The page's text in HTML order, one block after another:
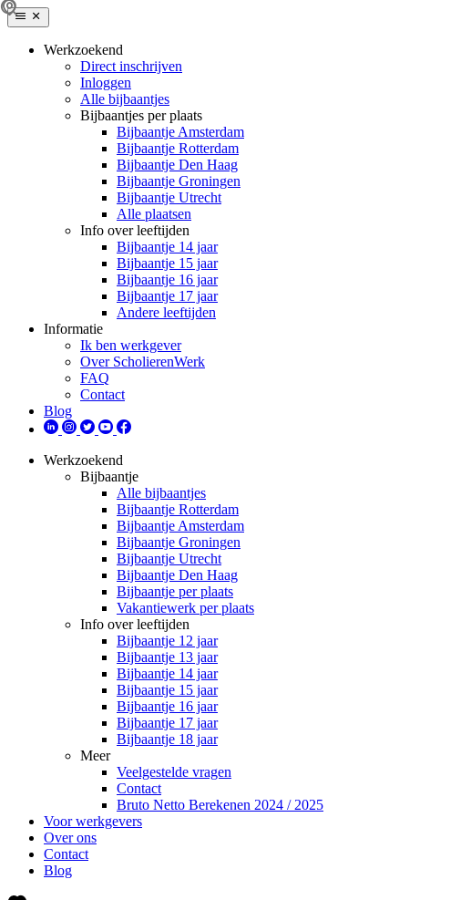
Werkzoekend
Direct inschrijven
Inloggen
Alle bijbaantjes
Bijbaantjes per plaats
Bijbaantje Amsterdam
Bijbaantje Rotterdam
Bijbaantje Den Haag
Bijbaantje Groningen
Bijbaantje Utrecht
Alle plaatsen
Info over leeftijden
Bijbaantje 14 jaar
Bijbaantje 15 jaar
Bijbaantje 16 jaar
Bijbaantje 17 jaar
Andere leeftijden
Informatie
Ik ben werkgever
Over ScholierenWerk
FAQ
Contact
Blog
Werkzoekend
Bijbaantje
Alle bijbaantjes
Bijbaantje Rotterdam
Bijbaantje Amsterdam
Bijbaantje Groningen
Bijbaantje Utrecht
Bijbaantje Den Haag
Bijbaantje per plaats
Vakantiewerk per plaats
Info over leeftijden
Bijbaantje 12 jaar
Bijbaantje 13 jaar
Bijbaantje 14 jaar
Bijbaantje 15 jaar
Bijbaantje 16 jaar
Bijbaantje 17 jaar
Bijbaantje 18 jaar
Meer
Veelgestelde vragen
Contact
Bruto Netto Berekenen 2024 / 2025
Voor werkgevers
Over ons
Contact
Blog